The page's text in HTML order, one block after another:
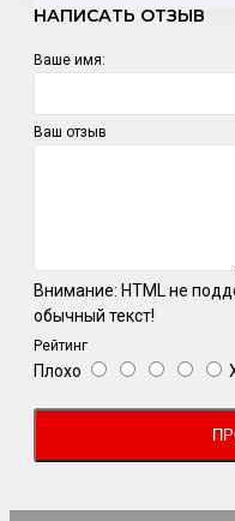
НАПИСАТЬ ОТЗЫВ
Ваше имя:
Ваш отзыв
Внимание: HTML не
обычный текст!
Рейтинг
Плохо